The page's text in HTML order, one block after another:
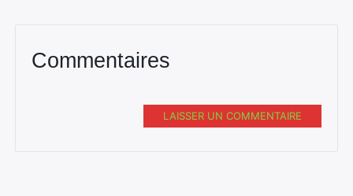
Commentaires
LAISSER UN COMMENTAIRE